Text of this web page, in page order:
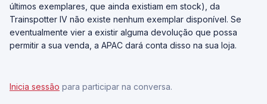
últimos exemplares, que ainda existiam em stock), da
Trainspotter IV não existe nenhum exemplar disponível. Se
eventualmente vier a existir alguma devolução que possa
permitir a sua venda, a APAC dará conta disso na sua loja.
Inicia sessão para participar na conversa.